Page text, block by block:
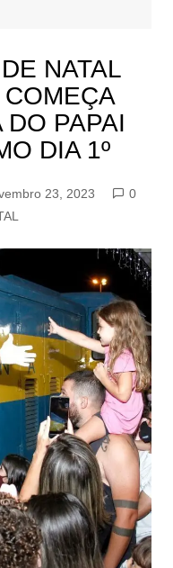
NATAL
DO PAPAI
DIA 1º
23, 2023
0